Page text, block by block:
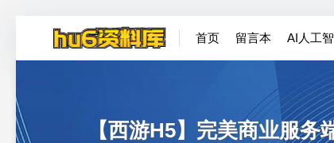
首页 留言本 AI人工
【西游H5】完美商业服